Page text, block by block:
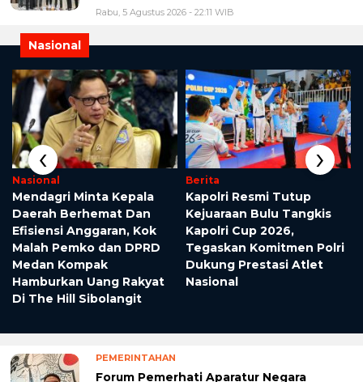
Rabu, 5 Agustus 2026 - 22:11 WIB
Nasional
Nasional
Mendagri Minta Kepala
Daerah Berhemat Dan
Efisiensi Anggaran, Kok
Malah Pemko dan DPRD
Medan Kompak
Hamburkan Uang Rakyat
Di The Hill Sibolangit
Berita
Kapolri Resmi Tutup
Kejuaraan Bulu Tangkis
Kapolri Cup 2026,
Tegaskan Komitmen Polri
Dukung Prestasi Atlet
Nasional
‹ ›
PEMERINTAHAN
Forum Pemerhati Aparatur Negara